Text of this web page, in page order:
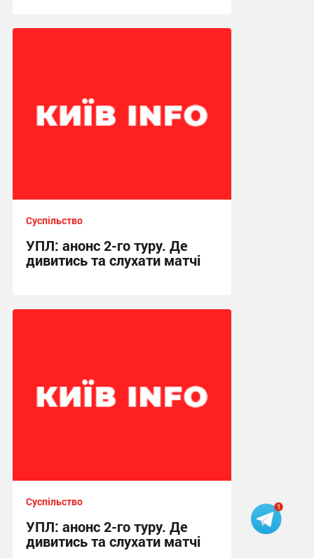
Суспільство
УПЛ: анонс 2-го туру. Де
дивитись та слухати матчі
Суспільство
УПЛ: анонс 2-го туру. Де
дивитись та слухати матчі